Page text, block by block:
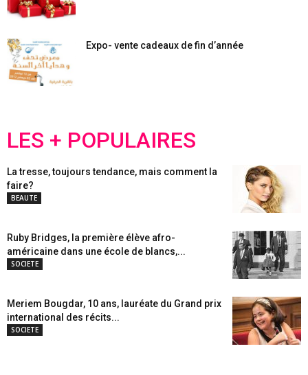
Expo- vente cadeaux de fin d’année
LES + POPULAIRES
La tresse, toujours tendance, mais comment la
faire?
BEAUTE
Ruby Bridges, la première élève afro-
américaine dans une école de blancs,...
SOCIETE
Meriem Bougdar, 10 ans, lauréate du Grand prix
international des récits...
SOCIETE